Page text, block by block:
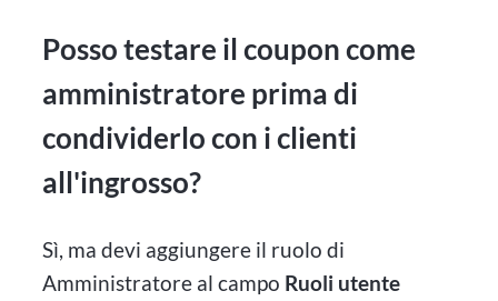
Posso testare il coupon come
amministratore prima di
condividerlo con i clienti
all'ingrosso?
Sì, ma devi aggiungere il ruolo di
Amministratore al campo Ruoli utente